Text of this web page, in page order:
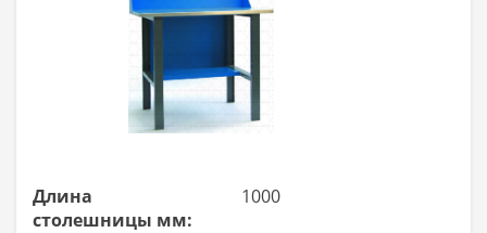
Длина
столешницы мм:
1000